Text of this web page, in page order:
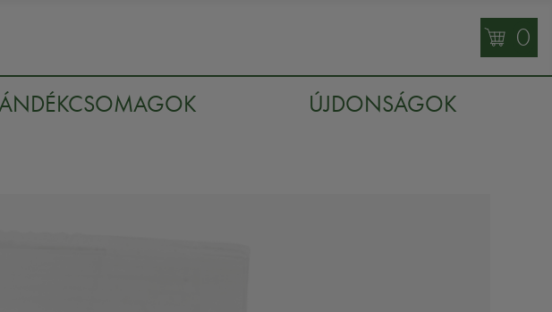
0
ÚJDONSÁGOK